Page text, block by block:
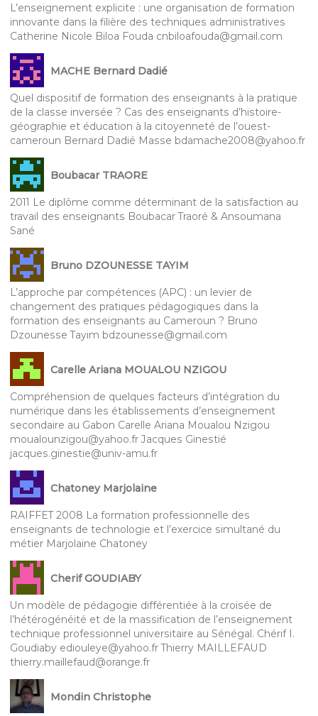
L’enseignement explicite : une organisation de formation
innovante dans la filière des techniques administratives
Catherine Nicole Biloa Fouda cnbiloafouda@gmail.com
MACHE Bernard Dadié
Quel dispositif de formation des enseignants à la pratique
de la classe inversée ? Cas des enseignants d’histoire-
géographie et éducation à la citoyenneté de l’ouest-
cameroun Bernard Dadié Masse bdamache2008@yahoo.fr
Boubacar TRAORE
2011 Le diplôme comme déterminant de la satisfaction au
travail des enseignants Boubacar Traoré & Ansoumana
Sané
Bruno DZOUNESSE TAYIM
L’approche par compétences (APC) : un levier de
changement des pratiques pédagogiques dans la
formation des enseignants au Cameroun ? Bruno
Dzounesse Tayim bdzounesse@gmail.com
Carelle Ariana MOUALOU NZIGOU
Compréhension de quelques facteurs d’intégration du
numérique dans les établissements d’enseignement
secondaire au Gabon Carelle Ariana Moualou Nzigou
moualounzigou@yahoo.fr Jacques Ginestié
jacques.ginestie@univ-amu.fr
Chatoney Marjolaine
RAIFFET 2008 La formation professionnelle des
enseignants de technologie et l’exercice simultané du
métier Marjolaine Chatoney
Cherif GOUDIABY
Un modèle de pédagogie différentiée à la croisée de
l’hétérogénéité et de la massification de l’enseignement
technique professionnel universitaire au Sénégal. Chérif I.
Goudiaby ediouleye@yahoo.fr Thierry MAILLEFAUD
thierry.maillefaud@orange.fr
Mondin Christophe